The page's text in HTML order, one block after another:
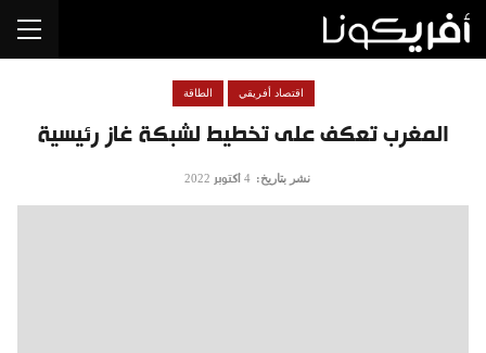
المغرب تعكف على تخطيط لشبكة غاز رئيسية
اقتصاد أفريقي الطاقة
نشر بتاريخ: 4 أكتوبر 2022